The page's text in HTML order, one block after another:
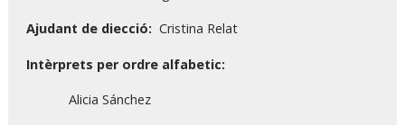
Ajudant de diecció: Cristina Relat
Intèrprets per ordre alfabetic:
Alicia Sánchez